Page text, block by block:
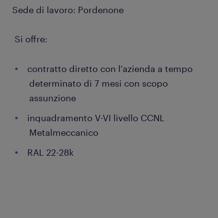
Sede di lavoro: Pordenone
Si offre:
contratto diretto con l'azienda a tempo
determinato di 7 mesi con scopo
assunzione
inquadramento V-VI livello CCNL
Metalmeccanico
RAL 22-28k